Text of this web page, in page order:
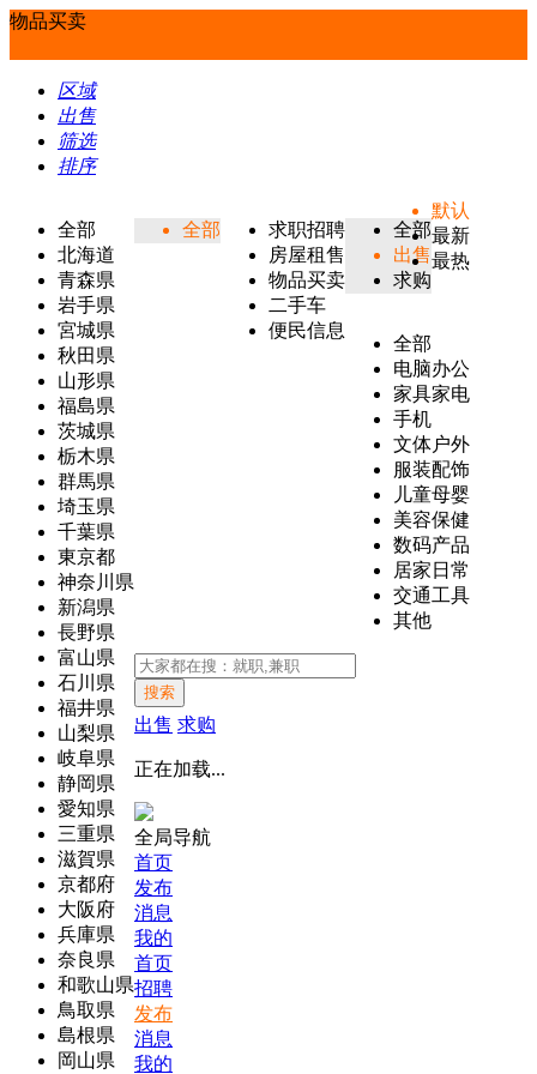
物品买卖
区域
出售
筛选
排序
全部
北海道
青森県
岩手県
宮城県
秋田県
山形県
福島県
茨城県
栃木県
群馬県
埼玉県
千葉県
東京都
神奈川県
新潟県
長野県
富山県
石川県
福井県
山梨県
岐阜県
静岡県
愛知県
三重県
滋賀県
京都府
大阪府
兵庫県
奈良県
和歌山県
鳥取県
島根県
岡山県
全部
求职招聘
房屋租售
物品买卖
二手车
便民信息
全部
出售
求购
全部
电脑办公
家具家电
手机
文体户外
服装配饰
儿童母婴
美容保健
数码产品
居家日常
交通工具
其他
默认
最新
最热
搜索
出售 求购
正在加载...
全局导航
首页
发布
消息
我的
首页
招聘
发布
消息
我的